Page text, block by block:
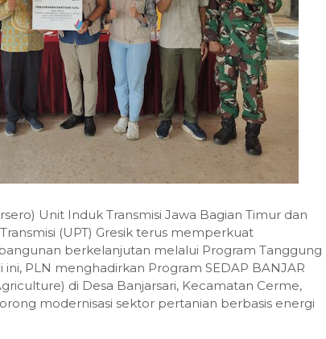
Unit Induk Transmisi Jawa Bagian Timur dan
(UPT) Gresik terus memperkuat
berkelanjutan melalui Program Tanggung
ini, PLN menghadirkan Program SEDAP BANJAR
di Desa Banjarsari, Kecamatan Cerme,
modernisasi sektor pertanian berbasis energi